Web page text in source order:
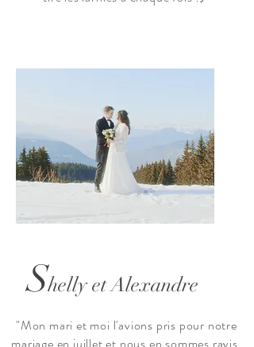
Shelly et Alexandre
"Mon mari et moi l'avions pris pour notre